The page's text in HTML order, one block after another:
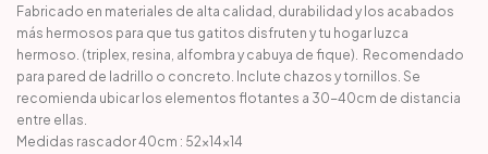
Fabricado en materiales de alta calidad, durabilidad y los acabados
más hermosos para que tus gatitos disfruten y tu hogar luzca
hermoso. (triplex, resina, alfombra y cabuya de fique). Recomendado
para pared de ladrillo o concreto. Inclute chazos y tornillos. Se
recomienda ubicar los elementos flotantes a 30-40cm de distancia
entre ellas.
Medidas rascador 40cm : 52x14x14